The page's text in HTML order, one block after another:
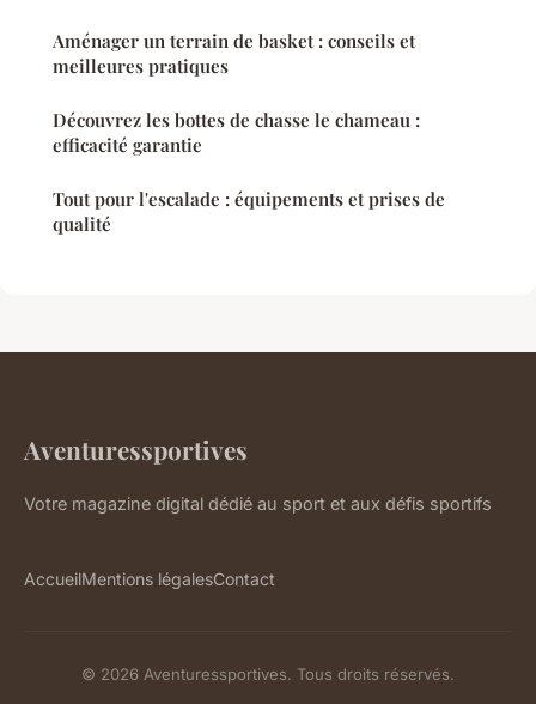
Aménager un terrain de basket : conseils et
meilleures pratiques
Découvrez les bottes de chasse le chameau :
efficacité garantie
Tout pour l'escalade : équipements et prises de
qualité
Aventuressportives
Votre magazine digital dédié au sport et aux défis sportifs
AccueilMentions légalesContact
© 2026 Aventuressportives. Tous droits réservés.